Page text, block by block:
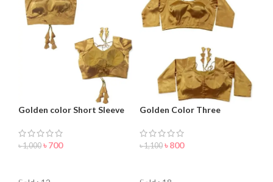
Golden color Short Sleeve
৳1,000 ৳700
Golden Color Three
৳1,100 ৳800